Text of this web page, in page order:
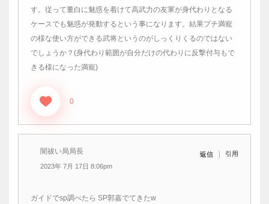
す。従って董白に魅惑を着けて高武力の友軍が身代わりとなる
ケースでも魅惑が発動するという事になります。結果プチ満寵
の様な使い方ができる武将というのがしっくりくるのではない
でしょうか？(身代わり範囲が自分だけの代わりに反撃付与もで
きる様になった満寵)
0
闇祓い局局長
2023年 7月 17日 8:06pm
返信 引用
ガイドでsp調べたら SP郭嘉でてきたw